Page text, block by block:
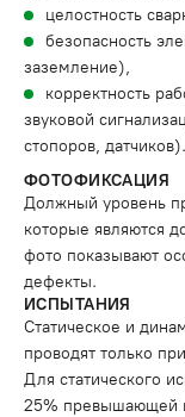
целостность
безопасность
заземление),
корректность
звуковой
стопоров, датчиков).
ФОТОФИКСАЦИЯ
Должный уровень
которые являются
фото показывают
дефекты.
ИСПЫТАНИЯ
Статическое и
проводят только
Для статического
25% превышающей